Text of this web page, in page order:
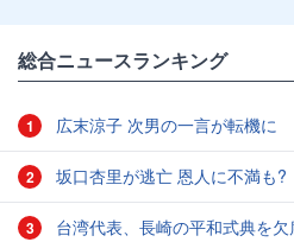
総合ニュースランキング
1 広末涼子 次男の一言が転機に
2 坂口杏里が逃亡 恩人に不満も?
3 台湾代表、長崎の平和式典を欠